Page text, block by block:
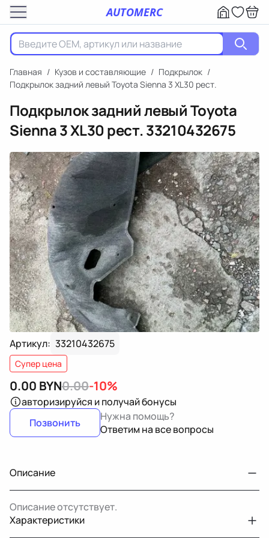
AUTOMERC
Главная / Кузов и составляющие / Подкрылок /
Подкрылок задний левый Toyota Sienna 3 XL30 рест.
Подкрылок задний левый Toyota
Sienna 3 XL30 рест.33210432675
Артикул: 33210432675
Супер цена
0.00 BYN0.00-10%
авторизируйся и получай бонусы
Позвонить
Нужна помощь?
Ответим на все вопросы
Описание
Описание отсутствует.
Характеристики